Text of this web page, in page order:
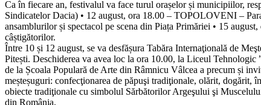
Ca în fiecare an, festivalul va face turul orașelor și municipiilor,
Sindicatelor Dacia) • 12 august, ora 18.00 – TOPOLOVENI –
ansamblurilor și spectacol pe scena din Piața Primăriei • 15
câștigătorilor.
Între 10 și 12 august, se va desfășura Tabăra Internaţională de
Pitești. Deschiderea va avea loc la ora 10.00, la Liceul
de la Școala Populară de Arte din Râmnicu Vâlcea a precum și
meșteșuguri: confecţionarea de păpuşi tradiţionale, olărit, dogărit,
obiecte tradiţionale cu simbolul Sărbătorilor Argeşului şi
din România.